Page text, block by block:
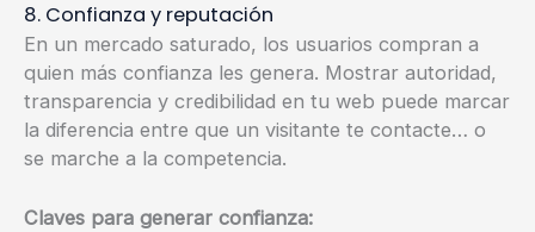
8. Confianza y reputación
En un mercado saturado, los usuarios compran a
quien más confianza les genera. Mostrar autoridad,
transparencia y credibilidad en tu web puede marcar
la diferencia entre que un visitante te contacte… o
se marche a la competencia.
Claves para generar confianza: